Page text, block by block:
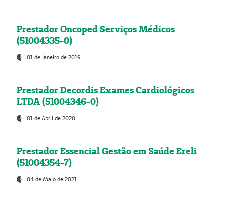
Prestador Oncoped Serviços Médicos
(51004335-0)
01 de Janeiro de 2019
Prestador Decordis Exames Cardiológicos
LTDA (51004346-0)
01 de Abril de 2020
Prestador Essencial Gestão em Saúde Ereli
(51004354-7)
04 de Maio de 2021